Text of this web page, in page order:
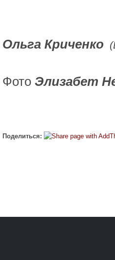
Ольга Криченко
Фото Элизабет
Поделиться: